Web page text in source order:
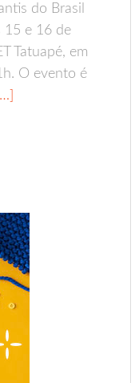
do Brasil
15 e 16 de
Tatuapé, em
O evento é